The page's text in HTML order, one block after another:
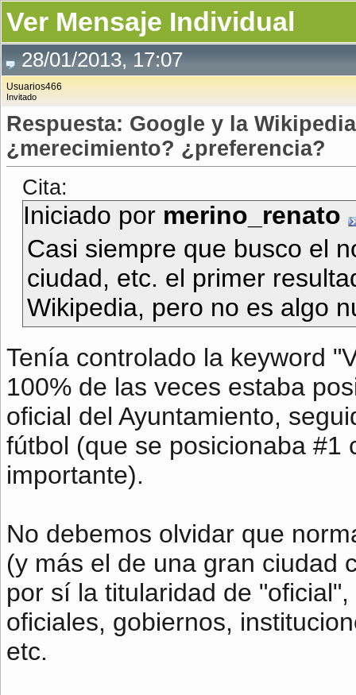
Ver Mensaje Individual
28/01/2013, 17:07
Usuarios466
Invitado
Respuesta: Google y la
¿merecimiento? ¿preferencia?
Cita:
Iniciado por merino_renato
Casi siempre que busco el
ciudad, etc. el primer
Wikipedia, pero no es algo
Tenía controlado la keyword
100% de las veces estaba
oficial del Ayuntamiento,
fútbol (que se posicionaba #1
importante).
No debemos olvidar que
(y más el de una gran ciudad
por sí la titularidad de
oficiales, gobiernos,
etc.